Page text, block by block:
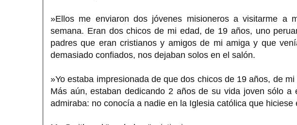
»Ellos me enviaron dos jóvenes misioneros a visitarme a
semana. Eran dos chicos de mi edad, de 19 años, uno
padres que eran cristianos y amigos de mi amiga y que
demasiado confiados, nos dejaban solos en el salón.
»Yo estaba impresionada de que dos chicos de 19 años, de
Más aún, estaban dedicando 2 años de su vida joven sólo
admiraba: no conocía a nadie en la Iglesia católica que hiciese